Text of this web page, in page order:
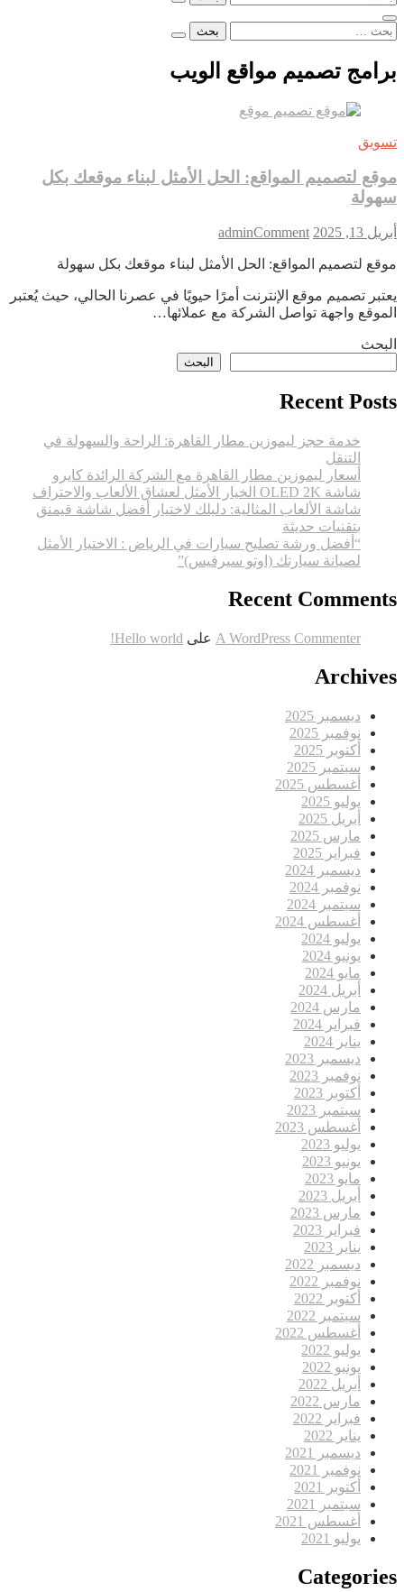
البحث
برامج تصميم مواقع الويب
تسويق
موقع لتصميم المواقع: الحل الأمثل لبناء موقعك بكل
سهولة
أبريل 13, 2025 adminComment
on
لتصميم
الحل
الأمثل
موقعك
بكل
موقع لتصميم المواقع: الحل الأمثل لبناء موقعك بكل سهولة
يعتبر تصميم موقع الإنترنت أمرًا حيويًا في عصرنا الحالي، حيث يُعتبر
الموقع واجهة تواصل الشركة مع عملائها…
البحث
البحث
Recent Posts
خدمة حجز ليموزين مطار القاهرة: الراحة والسهولة في
التنقل
أسعار ليموزين مطار القاهرة مع الشركة الرائدة كايرو
شاشة OLED 2K الخيار الأمثل لعشاق الألعاب والاحتراف
شاشة الألعاب المثالية: دليلك لاختيار أفضل شاشة قيمنق
بتقنيات حديثة
“أفضل ورشة تصليح سيارات في الرياض : الاختيار الأمثل
لصيانة سيارتك (اوتو سيرفيس)”
Recent Comments
A WordPress Commenter على Hello world!
Archives
ديسمبر 2025
نوفمبر 2025
أكتوبر 2025
سبتمبر 2025
أغسطس 2025
يوليو 2025
أبريل 2025
مارس 2025
فبراير 2025
ديسمبر 2024
نوفمبر 2024
سبتمبر 2024
أغسطس 2024
يوليو 2024
يونيو 2024
مايو 2024
أبريل 2024
مارس 2024
فبراير 2024
يناير 2024
ديسمبر 2023
نوفمبر 2023
أكتوبر 2023
سبتمبر 2023
أغسطس 2023
يوليو 2023
يونيو 2023
مايو 2023
أبريل 2023
مارس 2023
فبراير 2023
يناير 2023
ديسمبر 2022
نوفمبر 2022
أكتوبر 2022
سبتمبر 2022
أغسطس 2022
يوليو 2022
يونيو 2022
أبريل 2022
مارس 2022
فبراير 2022
يناير 2022
ديسمبر 2021
نوفمبر 2021
أكتوبر 2021
سبتمبر 2021
أغسطس 2021
يوليو 2021
Categories